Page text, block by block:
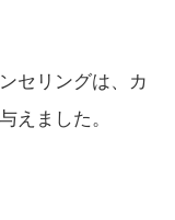
セリングは、カ
えました。